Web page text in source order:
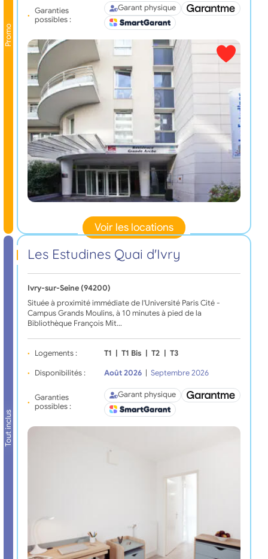
Promo
Garanties
possibles :
Garant physique
Voir les locations
Tout inclus
Les Estudines Quai d'Ivry
Ivry-sur-Seine (94200)
Située à proximité immédiate de l'Université Paris Cité -
Campus Grands Moulins, à 10 minutes à pied de la
Bibliothèque François Mit…
Logements : T1 T1 Bis T2 T3
Disponibilités : Août 2026 Septembre 2026
Garanties
possibles :
Garant physique